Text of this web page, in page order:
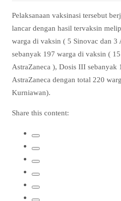
Pelaksanaan vaksinasi tersebut
lancar dengan hasil tervaksin
warga di vaksin ( 5 Sinovac dan 3
sebanyak 197 warga di vaksin (
AstraZaneca ), Dosis III sebanyak
AstraZaneca dengan total 220
Kurniawan).
Share this content: